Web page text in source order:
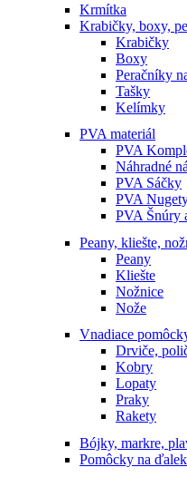
Krmítka
Krabičky, boxy,
Krabičky
Boxy
Peračníky
Tašky
Kelímky
PVA materiál
PVA
Náhradné
PVA Sáčky
PVA
PVA Šnúry
Peany, kliešte,
Peany
Kliešte
Nožnice
Nože
Vnadiace
Drviče,
Kobry
Lopaty
Praky
Rakety
Bójky, markre,
Pomôcky na